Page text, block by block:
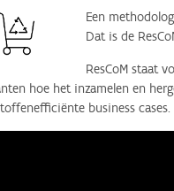
Een
Dat is de
ResCoM staat
hoe het inzamelen en
business cases.